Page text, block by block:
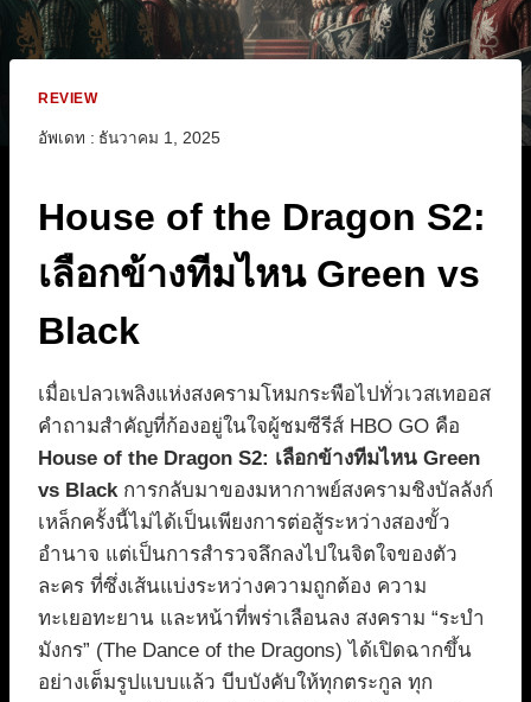
REVIEW
อัพเดท : ธันวาคม 1, 2025
House of the Dragon S2:
เลือกข้างทีมไหน Green vs
Black
เมื่อเปลวเพลิงแห่งสงครามโหมกระพือไปทั่วเวสเทออส
คำถามสำคัญที่ก้องอยู่ในใจผู้ชมซีรีส์ HBO GO คือ
House of the Dragon S2: เลือกข้างทีมไหน Green
vs Blackการกลับมาของมหากาพย์สงครามชิงบัลลังก์
เหล็กครั้งนี้ไม่ได้เป็นเพียงการต่อสู้ระหว่างสองขั้ว
อำนาจ แต่เป็นการสำรวจลึกลงไปในจิตใจของตัว
ละคร ที่ซึ่งเส้นแบ่งระหว่างความถูกต้อง ความ
ทะเยอทะยาน และหน้าที่พร่าเลือนลง สงคราม “ระบำ
มังกร” (The Dance of the Dragons) ได้เปิดฉากขึ้น
อย่างเต็มรูปแบบแล้ว บีบบังคับให้ทุกตระกูล ทุก